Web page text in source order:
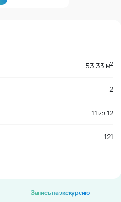
53.33 м2
2
11 из12
121
Запись на экскурсию